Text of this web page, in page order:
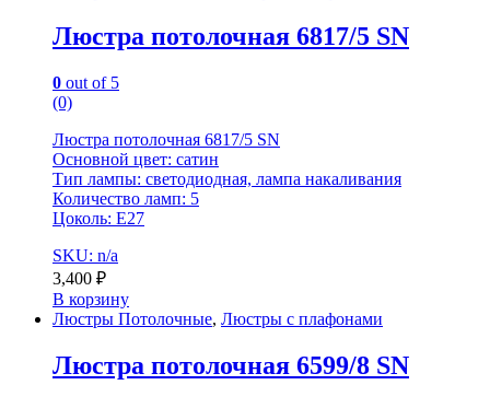
Люстра потолочная 6817/5 SN
0 out of 5
(0)
Люстра потолочная 6817/5 SN
Основной цвет: сатин
Тип лампы: светодиодная, лампа накаливания
Количество ламп: 5
Цоколь: E27
SKU: n/a
3,400 ₽
В корзину
Люстры Потолочные, Люстры с плафонами
Люстра потолочная 6599/8 SN